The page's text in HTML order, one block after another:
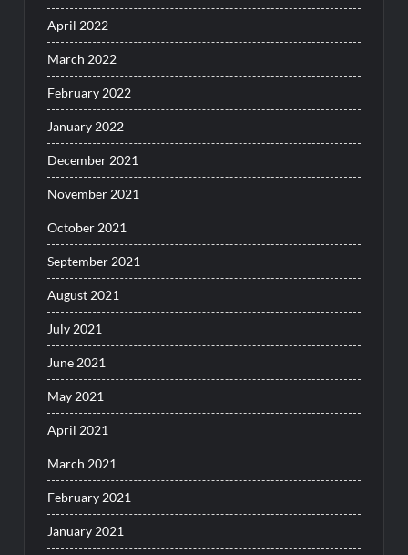
April 2022
March 2022
February 2022
January 2022
December 2021
November 2021
October 2021
September 2021
August 2021
July 2021
June 2021
May 2021
April 2021
March 2021
February 2021
January 2021